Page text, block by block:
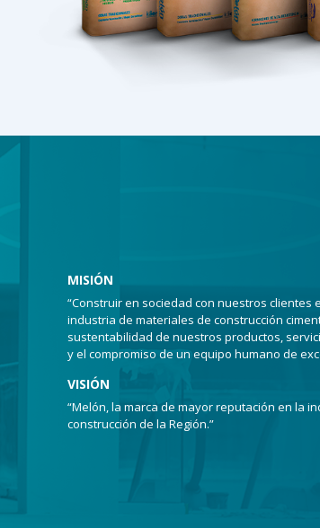
MISIÓN
“Construir en sociedad con nuestros clientes
industria de materiales de construcción
sustentabilidad de nuestros productos,
y el compromiso de un equipo humano de
VISIÓN
“Melón, la marca de mayor reputación en la
construcción de la Región.”